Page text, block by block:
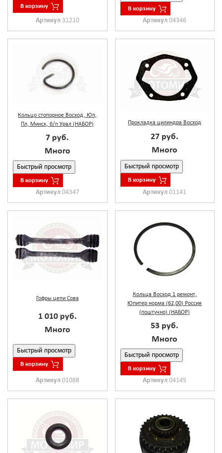
В корзину
Артикул 31210
В корзину
Артикул04346
Кольцо стопорное Восход, Юп,
Пл, Минск, б/п Урал (НАБОР)
7 руб.
Много
Быстрый просмотр
В корзину
Артикул 04347
Прокладка цилиндра Восход
27 руб.
Много
Быстрый просмотр
В корзину
Артикул01141
Гофры цепи Сова
1 010 руб.
Много
Быстрый просмотр
В корзину
Артикул 01088
Кольца Восход 1 ремонт,
Юпитер норма (62,00) Россия
(поштучно) (НАБОР)
53 руб.
Много
Быстрый просмотр
В корзину
Артикул04145